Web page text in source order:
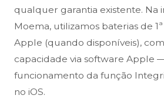
qualquer garantia existente. Na
Moema, utilizamos baterias de
Apple (quando disponíveis),
capacidade via software Apple
funcionamento da função
no iOS.